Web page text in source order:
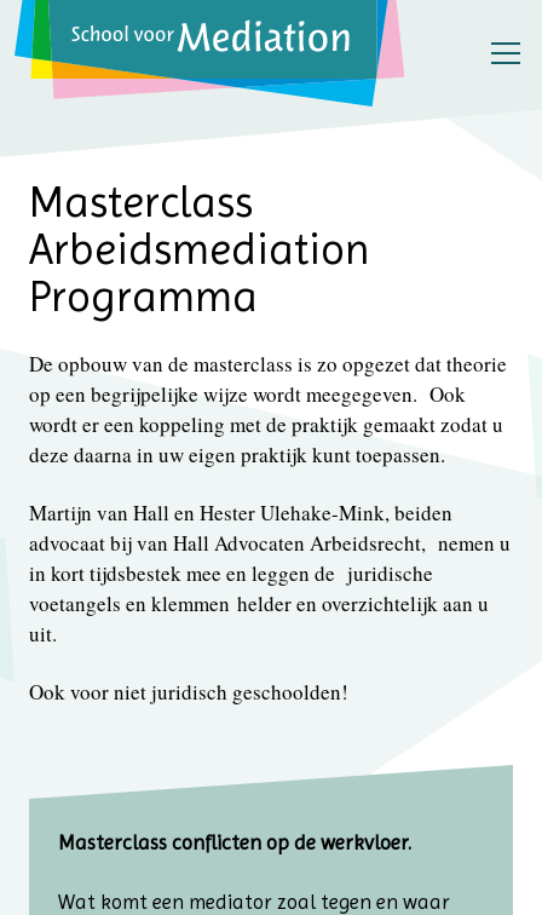
Masterclass
Arbeidsmediation
Programma
De opbouw van de masterclass is zo opgezet dat theorie
op een begrijpelijke wijze wordt meegegeven. Ook
wordt er een koppeling met de praktijk gemaakt zodat u
deze daarna in uw eigen praktijk kunt toepassen.
Martijn van Hall en Hester Ulehake-Mink, beiden
advocaat bij van Hall Advocaten Arbeidsrecht, nemen u
in kort tijdsbestek mee en leggen de juridische
voetangels en klemmen helder en overzichtelijk aan u
uit.
Ook voor niet juridisch geschoolden!
Masterclass conflicten op de werkvloer.
Wat komt een mediator zoal tegen en waar